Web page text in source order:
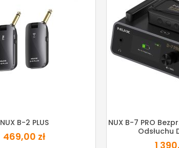
NUX B-2 PLUS
469,00 zł
NUX B-7 PRO
Odsłuchu
1